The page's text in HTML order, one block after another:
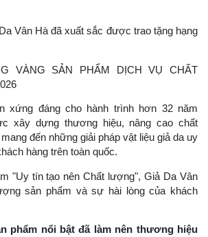
Vân Hà đã xuất sắc được trao tặng hạng
VÀNG SẢN PHẨM DỊCH VỤ CHẤT
xứng đáng cho hành trình hơn 32 năm
xây dựng thương hiệu, nâng cao chất
đến những giải pháp vật liệu giả da uy
hàng trên toàn quốc.
"Uy tín tạo nên Chất lượng", Giả Da Vân
sản phẩm và sự hài lòng của khách
phẩm nổi bật đã làm nên thương hiệu